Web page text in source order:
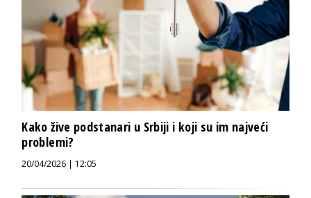
Kako žive podstanari u Srbiji i koji su im najveći
problemi?
20/04/2026 | 12:05